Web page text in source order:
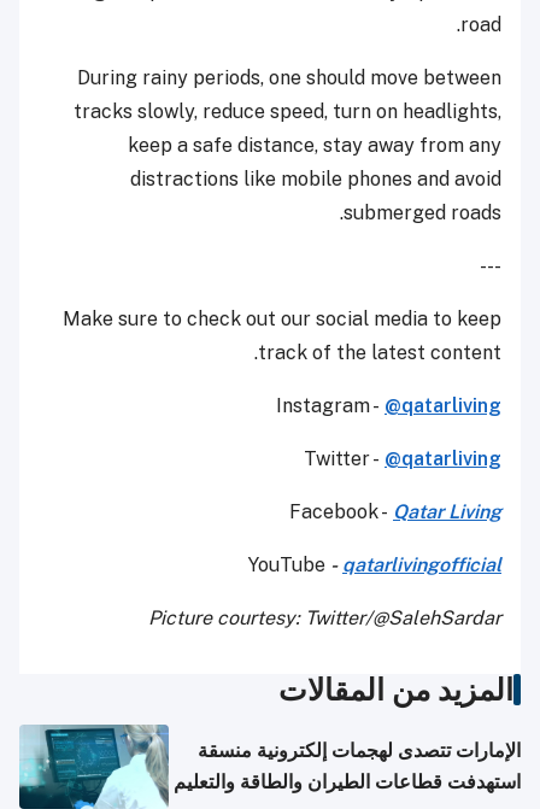
road.
During rainy periods, one should move between
tracks slowly, reduce speed, turn on headlights,
keep a safe distance, stay away from any
distractions like mobile phones and avoid
submerged roads.
---
Make sure to check out our social media to keep
track of the latest content.
Instagram - @qatarliving
Twitter - @qatarliving
Facebook - Qatar Living
YouTube - qatarlivingofficial
Picture courtesy: Twitter/@SalehSardar
المزيد من المقالات
الإمارات تتصدى لهجمات إلكترونية منسقة
استهدفت قطاعات الطيران والطاقة والتعليم